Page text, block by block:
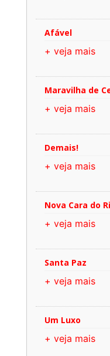
Afável
+ veja mais
Maravilha de
+ veja mais
Demais!
+ veja mais
Nova Cara do
+ veja mais
Santa Paz
+ veja mais
Um Luxo
+ veja mais